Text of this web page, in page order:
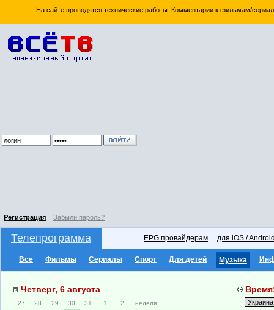
На сайте проводятся технические работы. Комментарии к фильмам/
Регистрация Забыли пароль?
Телепрограмма EPG провайдерам для iOS /
Все Фильмы Сериалы Спорт Для детей Музыка
Четверг, 6 августа
27 28 29 30 31 1 2 неделя